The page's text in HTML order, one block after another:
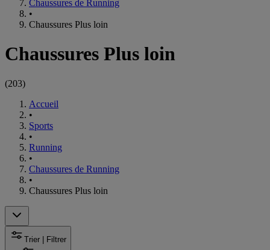
Chaussures de Running
•
Chaussures Plus loin
Chaussures Plus loin
(203)
Accueil
•
Sports
•
Running
•
Chaussures de Running
•
Chaussures Plus loin
Trier | Filtrer